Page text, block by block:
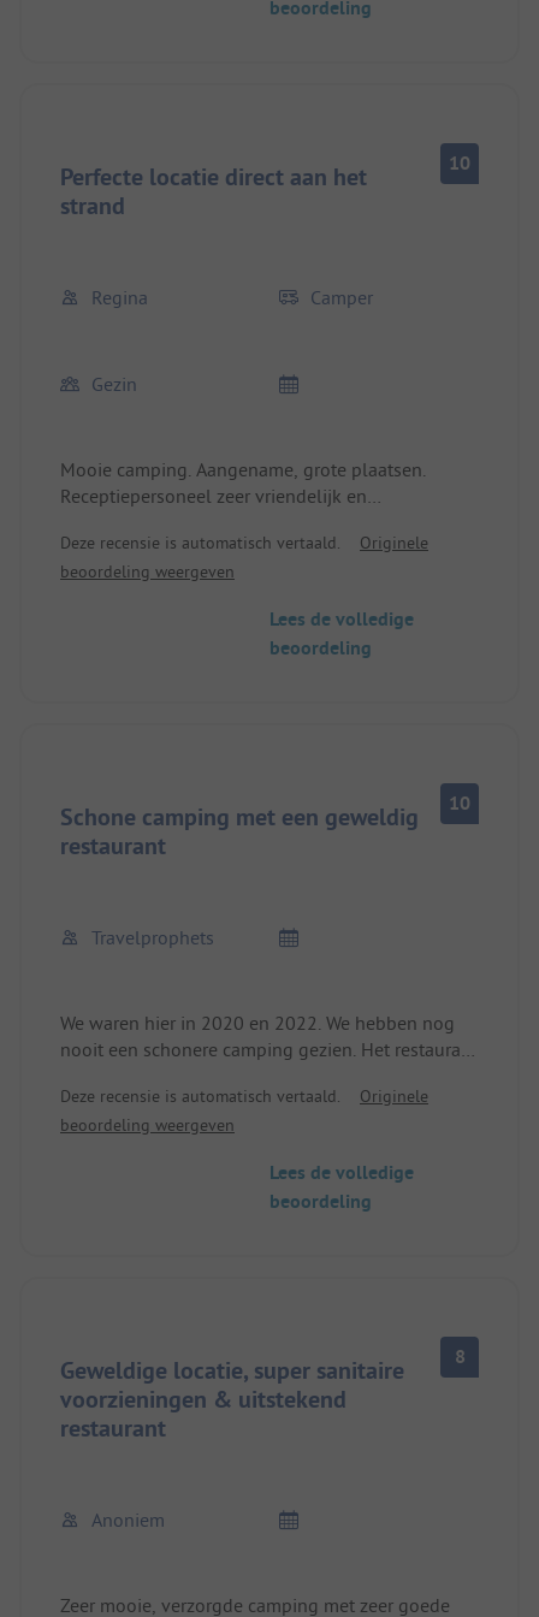
geweldige dag compleet, waarvan het grootste
beoordeling
Perfecte locatie direct aan het
strand
10
Regina Camper
Gezin
Mooie camping. Aangename, grote plaatsen.
Receptiepersoneel zeer vriendelijk en
Afvalscheiding voorbeeldig, wordt dagelijks
opgehaald en netjes weggewerkt in een muur.
worden gratis aangeboden. Het restaurant ter
plaatse is een echte aanrader. Wij voelden ons zeer
Deze recensie is automatisch vertaald.
Originele
beoordeling weergeven
Lees de volledige
beoordeling
Schone camping met een geweldig
restaurant
10
Travelprophets
We waren hier in 2020 en 2022. We hebben nog
nooit een schonere camping gezien. Het restaurant
gegeten. Er zijn excursiebestemmingen in de
directe omgeving. Mijn vrouw en ik hebben ons
Deze recensie is automatisch vertaald.
Originele
beoordeling weergeven
Lees de volledige
beoordeling
Geweldige locatie, super sanitaire
voorzieningen & uitstekend
restaurant
8
Anoniem
Zeer mooie, verzorgde camping met zeer goede